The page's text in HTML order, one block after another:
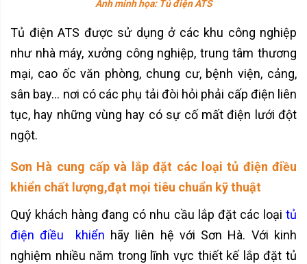
Ảnh minh họa: Tủ điện ATS
Tủ điện ATS được sử dụng ở các khu công nghiệp
như nhà máy, xưởng công nghiệp, trung tâm thương
mại, cao ốc văn phòng, chung cư, bệnh viện, cảng,
sân bay… nơi có các phụ tải đòi hỏi phải cấp điện liên
tục, hay những vùng hay có sự cố mất điện lưới đột
ngột.
Sơn Hà cung cấp và lắp đặt các loại tủ điện điều
khiển chất lượng,đạt mọi tiêu chuẩn kỹ thuật
Quý khách hàng đang có nhu cầu lắp đặt các loại tủ
điện điều khiển hãy liên hệ với Sơn Hà. Với kinh
nghiệm nhiều năm trong lĩnh vực thiết kế lắp đặt tủ